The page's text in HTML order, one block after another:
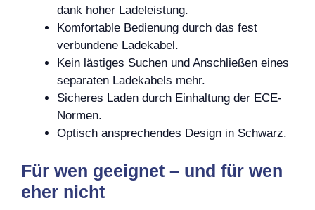
dank hoher Ladeleistung.
Komfortable Bedienung durch das fest
verbundene Ladekabel.
Kein lästiges Suchen und Anschließen eines
separaten Ladekabels mehr.
Sicheres Laden durch Einhaltung der ECE-
Normen.
Optisch ansprechendes Design in Schwarz.
Für wen geeignet – und für wen
eher nicht